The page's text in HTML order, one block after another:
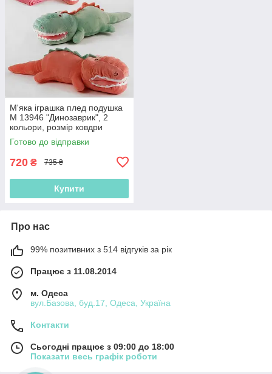
М'яка іграшка плед подушка
М 13946 "Динозаврик", 2
кольори, розмір ковдри
178х100 см, висота іграшки
15 см
Готово до відправки
720 ₴ 735 ₴
Купити
Про нас
99% позитивних з 514 відгуків за рік
Працює з 11.08.2014
м. Одеса
вул.Базова, буд.17, Одеса, Україна
Контакти
Сьогодні працює з 09:00 до 18:00
Показати весь графік роботи